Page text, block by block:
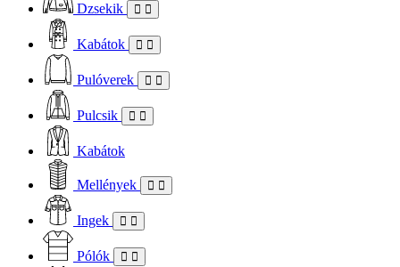
Dzsekik
Kabátok
Pulóverek
Pulcsik
Kabátok
Mellények
Ingek
Pólók